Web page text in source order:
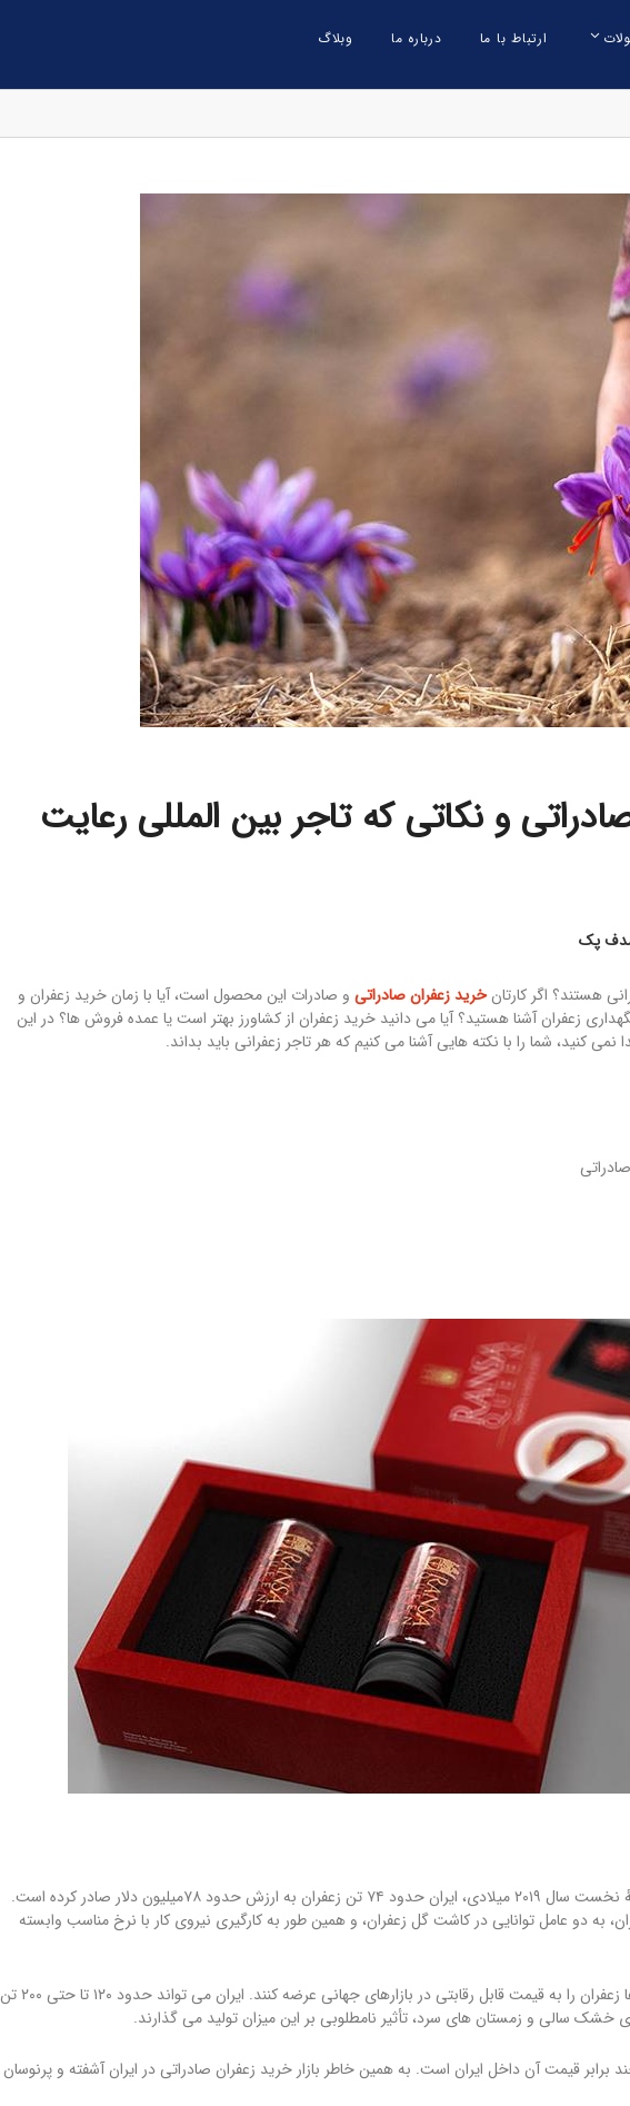
ارتباط با ما درباره ما وبلاگ
و نکاتی که تاجر بین المللی رعایت
پک
هستند؟ اگر کارتانخرید زعفران صادراتی و صادرات این محصول است، آیا با زمان خرید زعفران و
زعفران آشنا هستید؟ آیا می دانید خرید زعفران از کشاورز بهتر است یا عمده فروش ها؟ در این
کنید، شما را با نکته هایی آشنا می کنیم که هر تاجر زعفرانی باید بداند.
طبق گزارش های موجود، در پنج ماههٔ نخست سال ۲۰۱۹ میلادی، ایران حدود ۷۴ تن زعفران به ارزش حدود ۷۸میلیون دلار صادر کرده است.
به دو عامل توانایی در کاشت گل زعفران، و همین طور به کارگیری نیروی کار با نرخ مناسب وابسته
دو عامل بالا باعث می شوند ایرانی ها زعفران را به قیمت قابل رقابتی در بازارهای جهانی عرضه کنند. ایران می تواند حدود ۱۲۰ تا حتی ۲۰۰ تن
خشک سالی و زمستان های سرد، تأثیر نامطلوبی بر این میزان تولید می گذارند.
برابر قیمت آن داخل ایران است. به همین خاطر بازار خرید زعفران صادراتی در ایران آشفته و پرنوسان